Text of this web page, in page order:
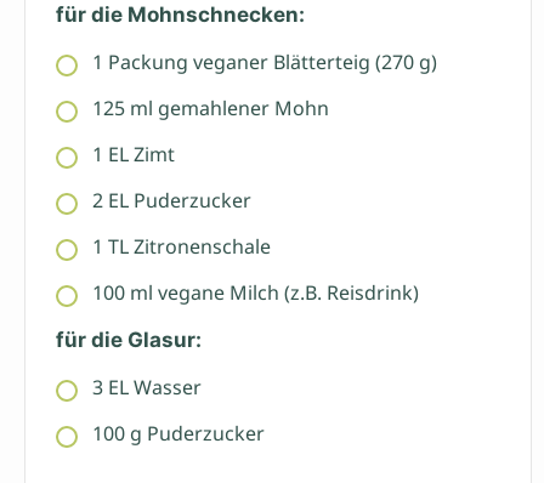
für die Mohnschnecken:
1 Packung veganer Blätterteig (270 g)
125 ml gemahlener Mohn
1 ELZimt
2 EL Puderzucker
1 TLZitronenschale
100 ml vegane Milch (z.B. Reisdrink)
für die Glasur:
3 ELWasser
100 g Puderzucker